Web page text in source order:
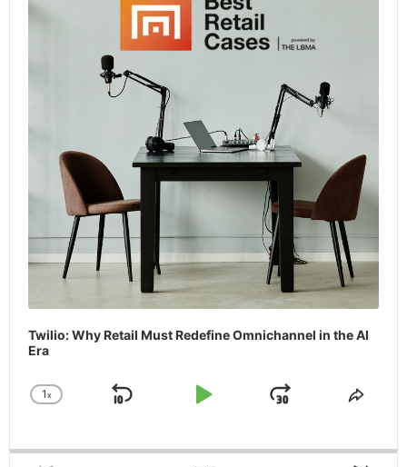
Twilio: Why Retail Must Redefine Omnichannel in the AI
Era
Change
1x
Skip
Play
Jump
Share